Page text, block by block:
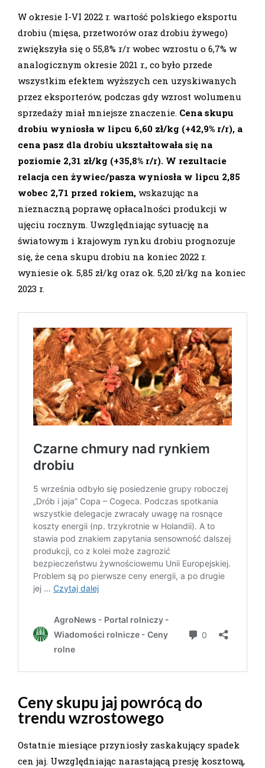
W okresie I-VI 2022 r. wartość polskiego eksportu
drobiu (mięsa, przetworów oraz drobiu żywego)
zwiększyła się o 55,8% r/r wobec wzrostu o 6,7% w
analogicznym okresie 2021 r., co było przede
wszystkim efektem wyższych cen uzyskiwanych
przez eksporterów, podczas gdy wzrost wolumenu
sprzedaży miał mniejsze znaczenie. Cena skupu
drobiu wyniosła w lipcu 6,60 zł/kg (+42,9% r/r), a
cena pasz dla drobiu ukształtowała się na
poziomie 2,31 zł/kg (+35,8% r/r). W rezultacie
relacja cen żywiec/pasza wyniosła w lipcu 2,85
wobec 2,71 przed rokiem, wskazując na
nieznaczną poprawę opłacalności produkcji w
ujęciu rocznym. Uwzględniając sytuację na
światowym i krajowym rynku drobiu prognozuje
się, że cena skupu drobiu na koniec 2022 r.
wyniesie ok. 5,85 zł/kg oraz ok. 5,20 zł/kg na koniec
2023 r.
Ceny skupu jaj powrócą do
trendu wzrostowego
Ostatnie miesiące przyniosły zaskakujący spadek
cen jaj. Uwzględniając narastającą presję kosztową,